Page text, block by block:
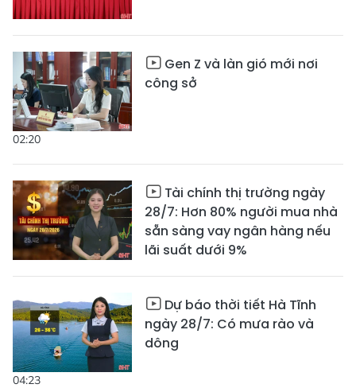
02:20
Gen Z và làn gió mới nơi
công sở
Tài chính thị trường ngày
28/7: Hơn 80% người mua nhà
sẵn sàng vay ngân hàng nếu
lãi suất dưới 9%
04:23
Dự báo thời tiết Hà Tĩnh
ngày 28/7: Có mưa rào và
dông